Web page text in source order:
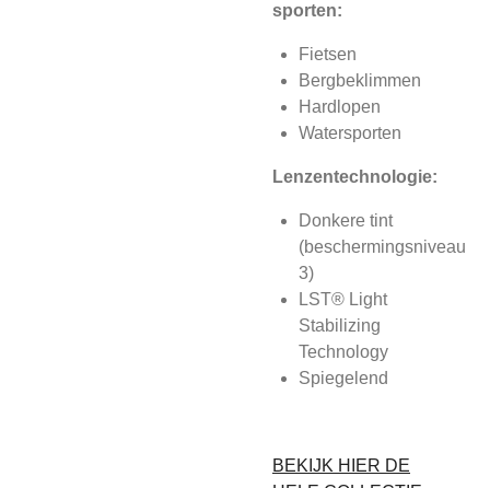
sporten:
Fietsen
Bergbeklimmen
Hardlopen
Watersporten
Lenzentechnologie:
Donkere tint
(beschermingsniveau
3)
LST® Light
Stabilizing
Technology
Spiegelend
BEKIJK HIER DE